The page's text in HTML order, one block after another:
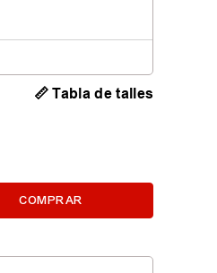
📏 Tabla de talles
COMPRAR